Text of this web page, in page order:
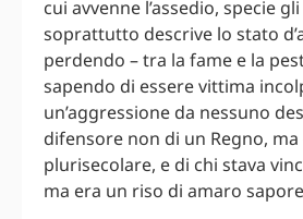
cui avvenne l’assedio, specie
soprattutto descrive lo stato
perdendo – tra la fame e la
sapendo di essere vittima
un’aggressione da nessuno
difensore non di un Regno,
plurisecolare, e di chi stava
ma era un riso di amaro